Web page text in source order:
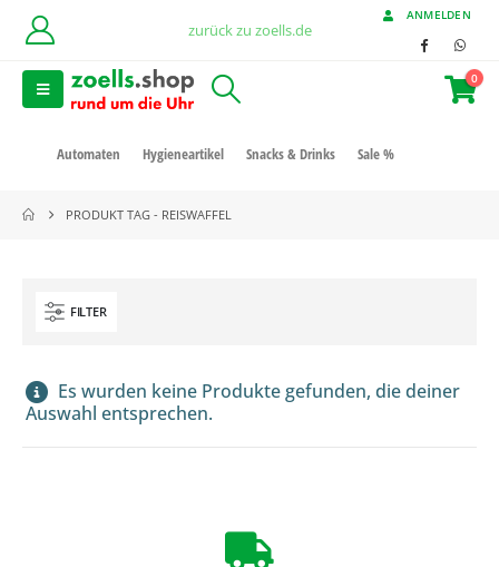
zurück zu zoells.de
ANMELDEN
0
Automaten Hygieneartikel Snacks & Drinks Sale %
PRODUKT TAG - REISWAFFEL
FILTER
Es wurden keine Produkte gefunden, die deiner
Auswahl entsprechen.